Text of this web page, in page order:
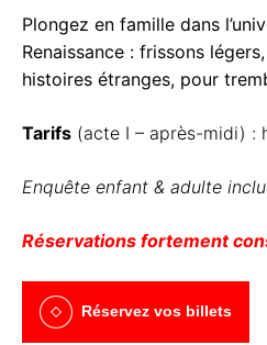
Plongez en famille dans
Renaissance : frissons
histoires étranges, pour
Tarifs (acte I – après-midi) :
Enquête enfant & adulte
Réservations fortement
Réservez vos billets